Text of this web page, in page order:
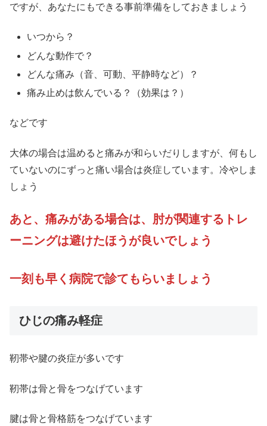
ですが、あなたにもできる事前準備をしておきましょう
いつから？
どんな動作で？
どんな痛み（音、可動、平静時など）？
痛み止めは飲んでいる？（効果は？）
などです
大体の場合は温めると痛みが和らいだりしますが、何もし
ていないのにずっと痛い場合は炎症しています。冷やしま
しょう
あと、痛みがある場合は、肘が関連するトレ
ーニングは避けたほうが良いでしょう
一刻も早く病院で診てもらいましょう
ひじの痛み軽症
靭帯や腱の炎症が多いです
靭帯は骨と骨をつなげています
腱は骨と骨格筋をつなげています